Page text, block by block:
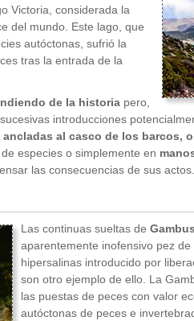
Victoria, considerada la
del mundo. Este lago, que
autóctonas, sufrió la
tras la entrada de la
de la historia pero,
introducciones
ancladas al casco de los barcos,
especies o simplemente en
las consecuencias de sus actos.
Las continuas sueltas de
aparentemente inofensivo pez
hipersalinas introducido por
son otro ejemplo de ello. La
las puestas de peces con valor
autóctonas de peces e